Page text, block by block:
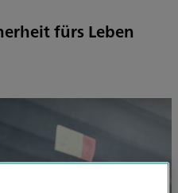
fürs Leben